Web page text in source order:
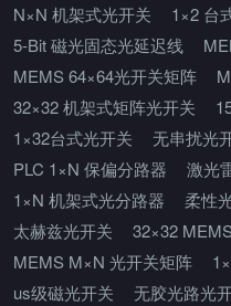
N×N 机架式光开关
1×2 台
5-Bit 磁光固态光延迟线
MEMS 64×64光开关矩阵
32×32 机架式矩阵光开关
1×32台式光开关
无串扰光
PLC 1×N 保偏分路器
激光
1×N 机架式光分路器
柔性
太赫兹光开关
32×32
MEMS M×N 光开关矩阵
us级磁光开关
无胶光路光